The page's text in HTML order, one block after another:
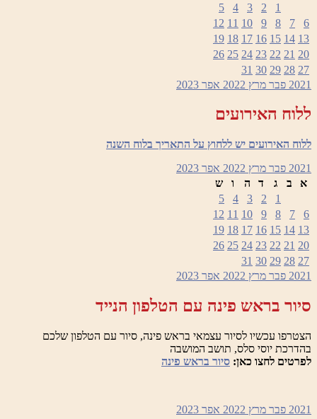
1
2
3
4
5
6
7
8
9
10
11
12
13
14
15
16
17
18
19
20
21
22
23
24
25
26
27
28
29
30
31
2021 פבר מרץ 2022 אפר 2023
ללוח האירועים
ללוח האירועים יש ללחוץ על התאריך בלוח השנה
2021 פבר מרץ 2022 אפר 2023
א
ב ג ד ה ו
ש
1
2
3
4
5
6
7
8
9
10
11
12
13
14
15
16
17
18
19
20
21
22
23
24
25
26
27
28
29
30
31
2021 פבר מרץ 2022 אפר 2023
סיור בראש פינה עם הטלפון הנייד
הצטרפו עכשיו לסיור עצמאי בראש פינה, סיור עם הטלפון שלכם
בהדרכת יוסי סלס, תושב המושבה
לפרטים לחצו כאן: סיור בראש פינה
2021 פבר מרץ 2022 אפר 2023